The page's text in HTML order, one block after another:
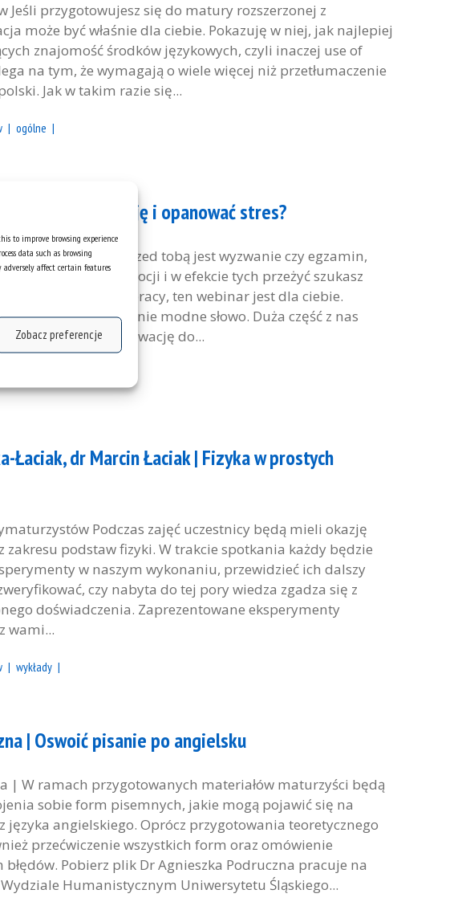
to improve browsing experience
data such as browsing
affect certain features
Zobacz preferencje
przygotowujesz się do matury rozszerzonej z
może być właśnie dla ciebie. Pokazuję w niej, jak najlepiej
znajomość środków językowych, czyli inaczej use of
na tym, że wymagają o wiele więcej niż przetłumaczenie
Jak w takim razie się...
ogólne
obudzić motywację i opanować stres?
Jeśli przed tobą jest wyzwanie czy egzamin,
sprzecznych emocji i w efekcie tych przeżyć szukasz
się do pracy, ten webinar jest dla ciebie.
Motywacja to szalenie modne słowo. Duża część z nas
niegasnącą motywację do...
Łaciak, dr Marcin Łaciak | Fizyka w prostych
Podczas zajęć uczestnicy będą mieli okazję
zakresu podstaw fizyki. W trakcie spotkania każdy będzie
w naszym wykonaniu, przewidzieć ich dalszy
czy nabyta do tej pory wiedza zgadza się z
doświadczenia. Zaprezentowane eksperymenty
wami...
wykłady
| Oswoić pisanie po angielsku
| W ramach przygotowanych materiałów maturzyści będą
sobie form pisemnych, jakie mogą pojawić się na
angielskiego. Oprócz przygotowania teoretycznego
przećwiczenie wszystkich form oraz omówienie
błędów. Pobierz plik Dr Agnieszka Podruczna pracuje na
Humanistycznym Uniwersytetu Śląskiego...